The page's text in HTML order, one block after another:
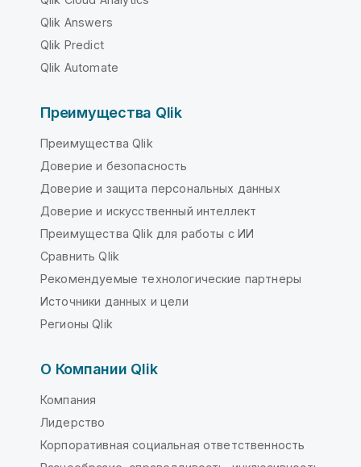
Qlik Answers
Qlik Predict
Qlik Automate
Преимущества Qlik
Преимущества Qlik
Доверие и безопасность
Доверие и защита персональных данных
Доверие и искусственный интеллект
Преимущества Qlik для работы с ИИ
Сравнить Qlik
Рекомендуемые технологические партнеры
Источники данных и цели
Регионы Qlik
О Компании Qlik
Компания
Лидерство
Корпоративная социальная ответственность